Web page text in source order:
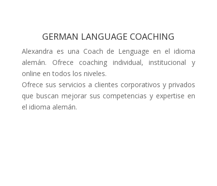
GERMAN LANGUAGE COACHING
Alexandra es una Coach de Lenguage en el idioma
alemán. Ofrece coaching individual, institucional y
online en todos los niveles.
Ofrece sus servicios a clientes corporativos y privados
que buscan mejorar sus competencias y expertise en
el idioma alemán.